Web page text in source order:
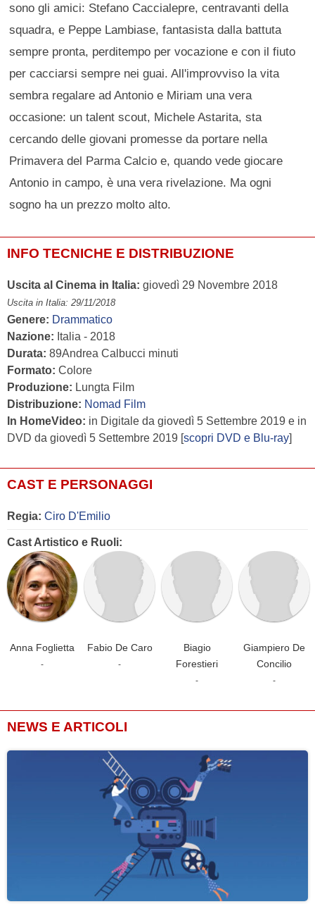
sono gli amici: Stefano Caccialepre, centravanti della
squadra, e Peppe Lambiase, fantasista dalla battuta
sempre pronta, perditempo per vocazione e con il fiuto
per cacciarsi sempre nei guai. All'improvviso la vita
sembra regalare ad Antonio e Miriam una vera
occasione: un talent scout, Michele Astarita, sta
cercando delle giovani promesse da portare nella
Primavera del Parma Calcio e, quando vede giocare
Antonio in campo, è una vera rivelazione. Ma ogni
sogno ha un prezzo molto alto.
INFO TECNICHE E DISTRIBUZIONE
Uscita al Cinema in Italia: giovedì 29 Novembre 2018
Uscita in Italia: 29/11/2018
Genere: Drammatico
Nazione: Italia - 2018
Durata: 89Andrea Calbucci minuti
Formato: Colore
Produzione: Lungta Film
Distribuzione: Nomad Film
In HomeVideo: in Digitale da giovedì 5 Settembre 2019 e in
DVD da giovedì 5 Settembre 2019 [scopri DVD e Blu-ray]
CAST E PERSONAGGI
Regia: Ciro D'Emilio
Cast Artistico e Ruoli:
Anna Foglietta
-
Fabio De Caro
-
Biagio
Forestieri
-
Giampiero De
Concilio
-
NEWS E ARTICOLI